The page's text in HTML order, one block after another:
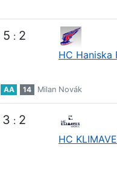
5 : 2
HC Haniska
AA 14 Milan Novák
3 : 2
HC